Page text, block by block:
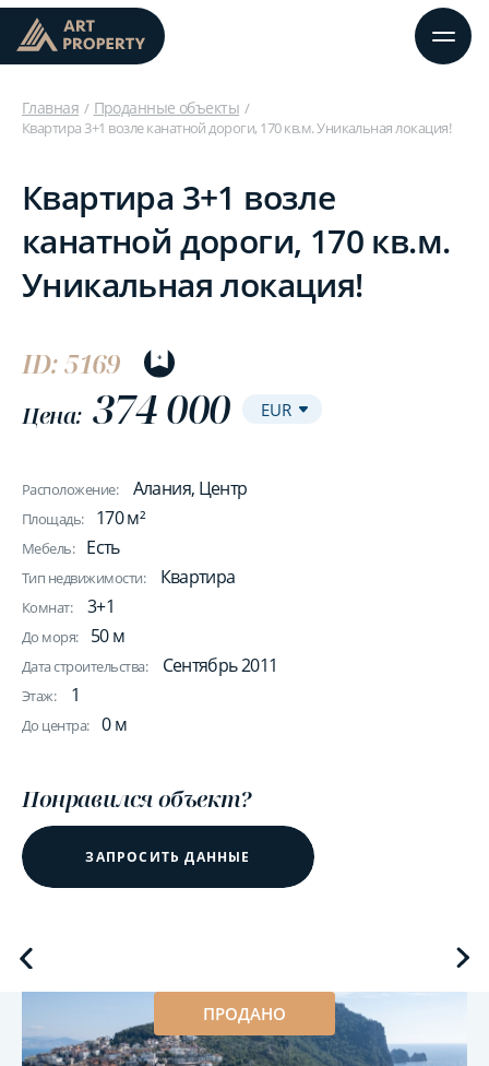
Главная Проданные объекты
Квартира 3+1 возле канатной дороги, 170 кв.м. Уникальная локация!
Квартира 3+1 возле
канатной дороги, 170 кв.м.
Уникальная локация!
ID: 5169
Цена: 374 000
Расположение: Алания, Центр
Площадь: 170 м²
Мебель: Есть
Тип недвижимости: Квартира
Комнат: 3+1
До моря: 50 м
Дата строительства: Сентябрь 2011
Этаж: 1
До центра: 0 м
Понравился объект?
ЗАПРОСИТЬ ДАННЫЕ
ПРОДАНО